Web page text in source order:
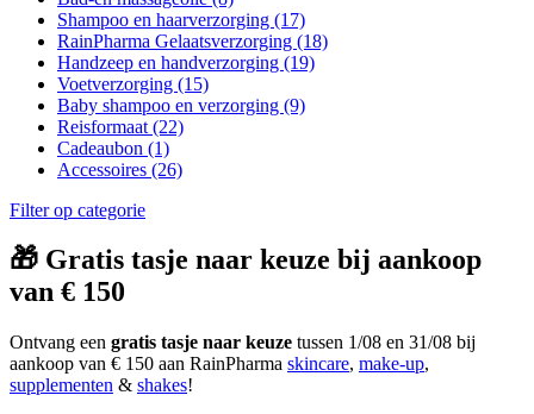
Shampoo en haarverzorging (17)
RainPharma Gelaatsverzorging (18)
Handzeep en handverzorging (19)
Voetverzorging (15)
Baby shampoo en verzorging (9)
Reisformaat (22)
Cadeaubon (1)
Accessoires (26)
Filter op categorie
🎁 Gratis tasje naar keuze bij aankoop
van € 150
Ontvang een gratis tasje naar keuze tussen 1/08 en 31/08 bij
aankoop van € 150 aan RainPharma skincare, make-up,
supplementen & shakes!